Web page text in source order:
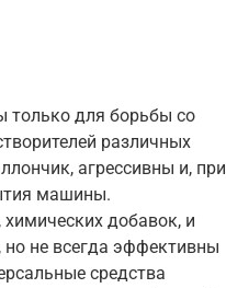
только для борьбы со
различных
агрессивны и, при
машины.
химических добавок, и
не всегда эффективны
средства